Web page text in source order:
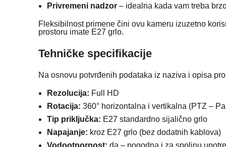
Privremeni nadzor – idealna kada vam treba
Fleksibilnost primene čini ovu kameru izuzetno
prostoru imate E27 grlo.
Tehničke specifikacije
Na osnovu potvrđenih podataka iz naziva i opisa
Rezolucija: Full HD
Rotacija: 360° horizontalna i vertikalna (PTZ –
Tip priključka: E27 standardno sijalično grlo
Napajanje: kroz E27 grlo (bez dodatnih kablova)
Vodootpornost: da – pogodna i za spoljnu